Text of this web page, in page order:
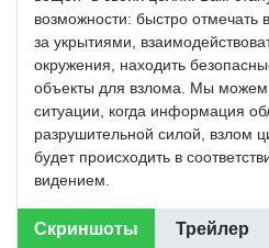
возможности: быстро отмечать
за укрытиями,
окружения, находить
объекты для взлома. Мы можем
ситуации, когда информация
разрушительной силой, взлом
будет происходить в
видением.
Скриншоты Трейлер